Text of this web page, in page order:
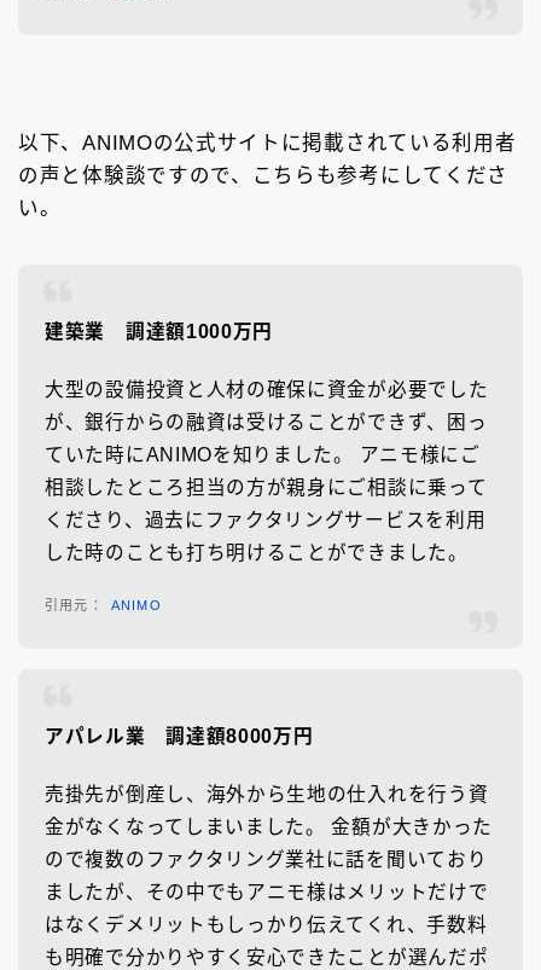
以下、ANIMOの公式サイトに掲載されている利用者
の声と体験談ですので、こちらも参考にしてくださ
い。
建築業 調達額1000万円
大型の設備投資と人材の確保に資金が必要でした
が、銀行からの融資は受けることができず、困っ
ていた時にANIMOを知りました。 アニモ様にご
相談したところ担当の方が親身にご相談に乗って
くださり、過去にファクタリングサービスを利用
した時のことも打ち明けることができました。
ANIMO
アパレル業 調達額8000万円
売掛先が倒産し、海外から生地の仕入れを行う資
金がなくなってしまいました。 金額が大きかった
ので複数のファクタリング業社に話を聞いており
ましたが、その中でもアニモ様はメリットだけで
はなくデメリットもしっかり伝えてくれ、手数料
も明確で分かりやすく安心できたことが選んだポ